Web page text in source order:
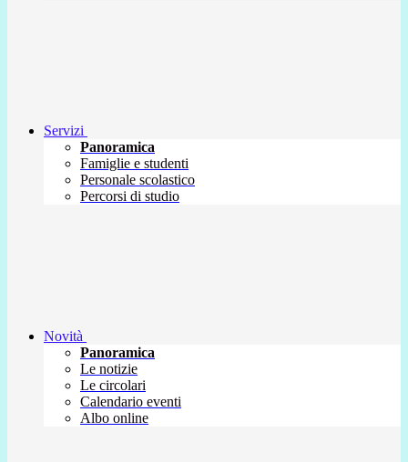
Servizi
Panoramica
Famiglie e studenti
Personale scolastico
Percorsi di studio
Novità
Panoramica
Le notizie
Le circolari
Calendario eventi
Albo online